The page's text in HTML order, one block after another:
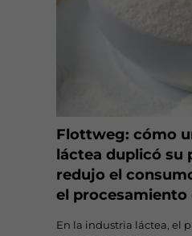
Flottweg: cómo
láctea duplicó su
redujo el
el procesamiento
En la industria láctea, el